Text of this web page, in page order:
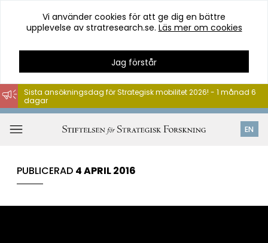
Hoppa
till
innehåll
Vi använder cookies för att ge dig en bättre
upplevelse av stratresearch.se. Läs mer om cookies
Jag förstår
EN
Sista ansökningsdag för Strategisk mobilitet 2026! - 1 månad 6
dagar
PUBLICERAD 4 APRIL 2016